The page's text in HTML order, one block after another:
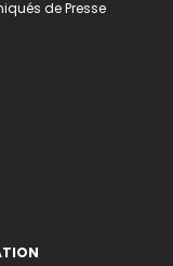
de Presse